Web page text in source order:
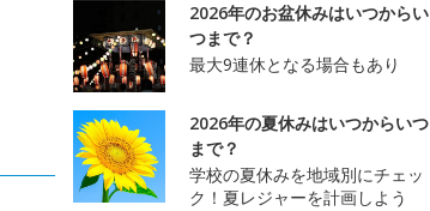
2026年のお盆休みはいつからい
つまで？
最大9連休となる場合もあり
2026年の夏休みはいつからいつ
まで？
学校の夏休みを地域別にチェッ
ク！夏レジャーを計画しよう